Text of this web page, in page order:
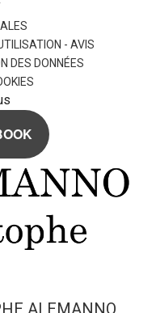
- AVIS
DES DONNÉES
ALEMANNO